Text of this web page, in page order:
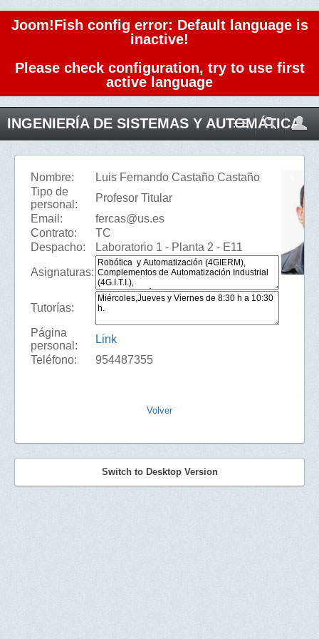
Joom!Fish config error: Default language is
inactive!
Please check configuration, try to use first
active language
INGENIERÍA DE SISTEMAS Y AUTOMÁTICA
Nombre:
Luis Fernando Castaño Castaño
Tipo de
personal:
Profesor Titular
Email:
fercas@us.es
Contrato:
TC
Despacho:
Laboratorio 1 - Planta 2 - E11
Asignaturas:
Tutorías:
Página
personal:
Link
Teléfono:
954487355
Volver
Switch to Desktop Version